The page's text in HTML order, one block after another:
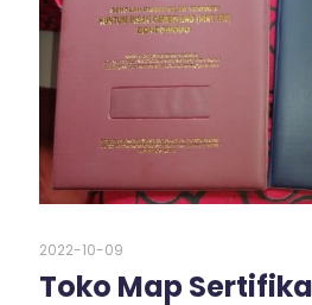
2022-10-09
Toko Map